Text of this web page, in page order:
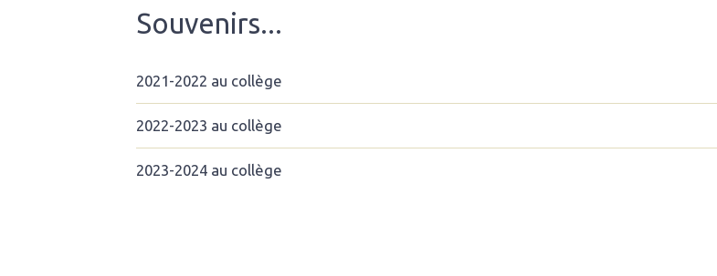
Souvenirs...
2021-2022 au collège
2022-2023 au collège
2023-2024 au collège